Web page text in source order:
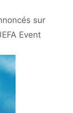
sur
Event